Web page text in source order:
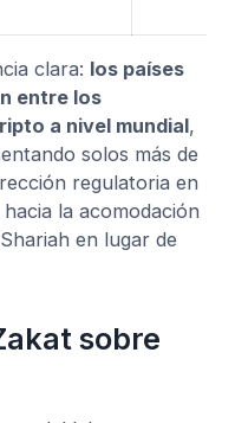
clara: los países
entre los
a nivel mundial,
solos más de
regulatoria en
la acomodación
en lugar de
sobre